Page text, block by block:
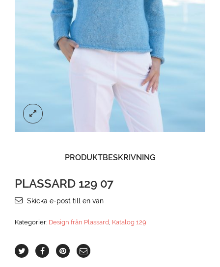
PRODUKTBESKRIVNING
PLASSARD 129 07
Skicka e-post till en vän
Kategorier: Design från Plassard, Katalog 129